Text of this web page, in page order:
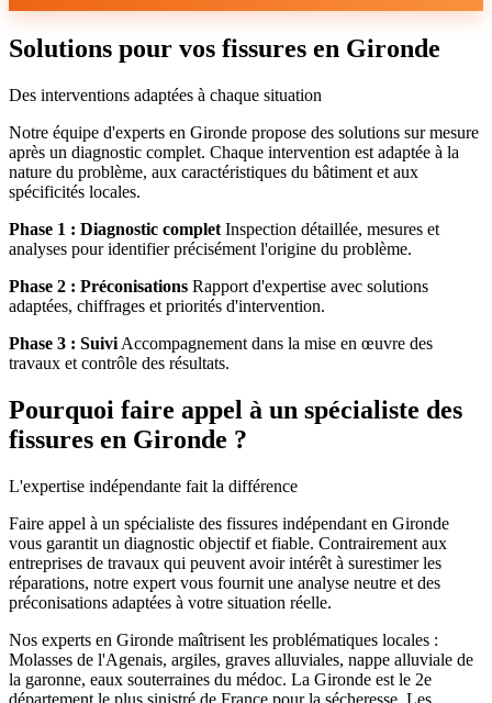
Solutions pour vos fissures en Gironde
Des interventions adaptées à chaque situation
Notre équipe d'experts en Gironde propose des solutions sur mesure
après un diagnostic complet. Chaque intervention est adaptée à la
nature du problème, aux caractéristiques du bâtiment et aux
spécificités locales.
Phase 1 : Diagnostic complet Inspection détaillée, mesures et
analyses pour identifier précisément l'origine du problème.
Phase 2 : Préconisations Rapport d'expertise avec solutions
adaptées, chiffrages et priorités d'intervention.
Phase 3 : Suivi Accompagnement dans la mise en œuvre des
travaux et contrôle des résultats.
Pourquoi faire appel à un spécialiste des
fissures en Gironde ?
L'expertise indépendante fait la différence
Faire appel à un spécialiste des fissures indépendant en Gironde
vous garantit un diagnostic objectif et fiable. Contrairement aux
entreprises de travaux qui peuvent avoir intérêt à surestimer les
réparations, notre expert vous fournit une analyse neutre et des
préconisations adaptées à votre situation réelle.
Nos experts en Gironde maîtrisent les problématiques locales :
Molasses de l'Agenais, argiles, graves alluviales, nappe alluviale de
la garonne, eaux souterraines du médoc. La Gironde est le 2e
département le plus sinistré de France pour la sécheresse. Les